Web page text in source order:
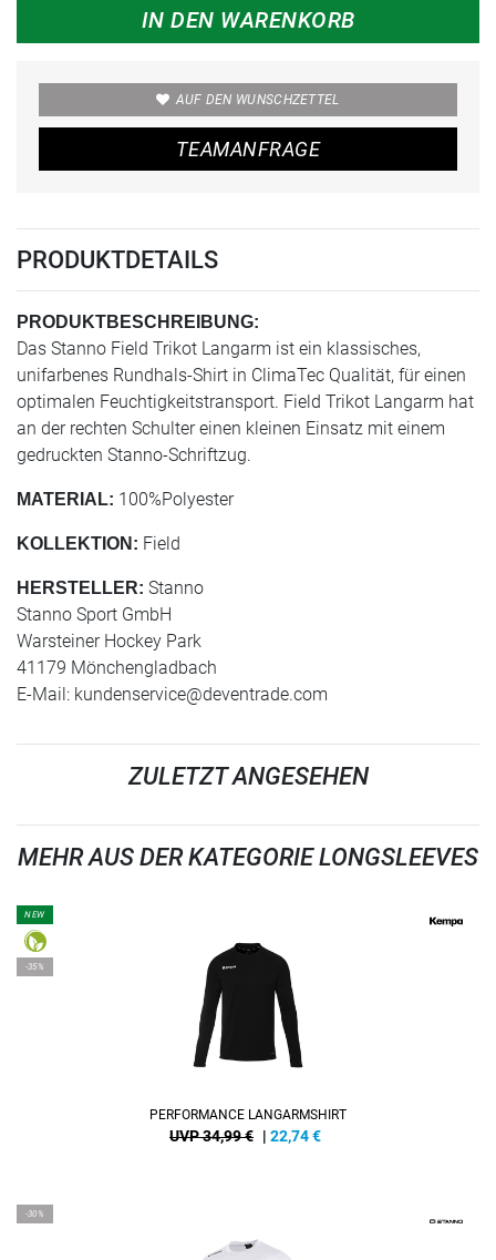
IN DEN WARENKORB
AUF DEN WUNSCHZETTEL
TEAMANFRAGE
PRODUKTDETAILS
PRODUKTBESCHREIBUNG:
Das Stanno Field Trikot Langarm ist ein klassisches,
unifarbenes Rundhals-Shirt in ClimaTec Qualität, für einen
optimalen Feuchtigkeitstransport. Field Trikot Langarm hat
an der rechten Schulter einen kleinen Einsatz mit einem
gedruckten Stanno-Schriftzug.
MATERIAL: 100%Polyester
KOLLEKTION: Field
HERSTELLER: Stanno
Stanno Sport GmbH
Warsteiner Hockey Park
41179 Mönchengladbach
E-Mail: kundenservice@deventrade.com
ZULETZT ANGESEHEN
MEHR AUS DER KATEGORIE LONGSLEEVES
NEW
-35%
PERFORMANCE LANGARMSHIRT
UVP 34,99 € | 22,74€
-30%